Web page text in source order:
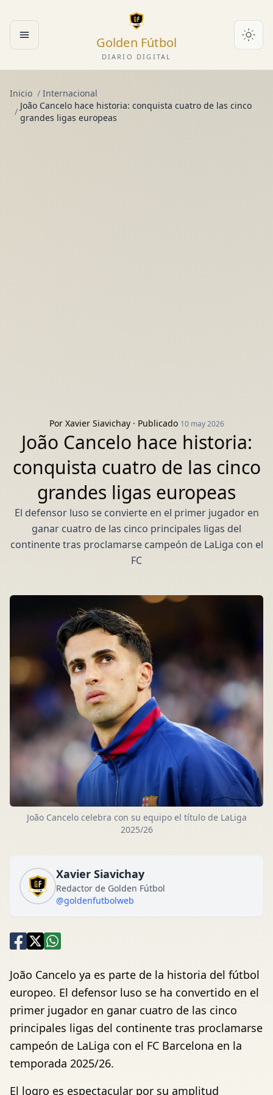
Abrir menú Golden Fútbol
DIARIO DIGITAL
Inicio / Internacional
/
João Cancelo hace historia: conquista cuatro de las cinco
grandes ligas europeas
Por Xavier Siavichay· Publicado 10 may 2026
João Cancelo hace historia:
conquista cuatro de las cinco
grandes ligas europeas
El defensor luso se convierte en el primer jugador en
ganar cuatro de las cinco principales ligas del
continente tras proclamarse campeón de LaLiga con el
FC
João Cancelo celebra con su equipo el título de LaLiga
2025/26
Xavier Siavichay
Redactor de Golden Fútbol
@goldenfutbolweb
João Cancelo ya es parte de la historia del fútbol
europeo. El defensor luso se ha convertido en el
primer jugador en ganar cuatro de las cinco
principales ligas del continente tras proclamarse
campeón de LaLiga con el FC Barcelona en la
temporada 2025/26.
El logro es espectacular por su amplitud